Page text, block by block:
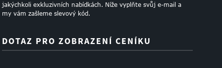
jakýchkoli exkluzivních nabídkách. Níže vyplňte svůj e-mail a
my vám zašleme slevový kód.
DOTAZ PRO ZOBRAZENÍ CENÍKU